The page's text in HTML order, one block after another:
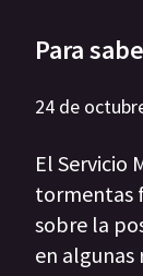
Para
24 de
El Servicio
tormentas
sobre la
en algunas